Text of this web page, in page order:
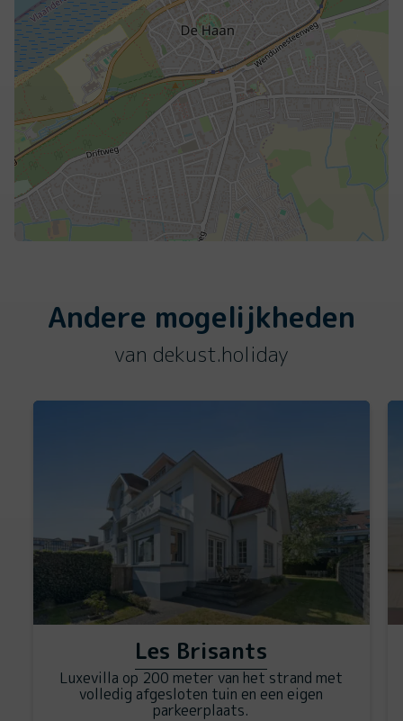
Andere mogelijkheden
van dekust.holiday
Les Brisants
Luxevilla op 200 meter van het strand met
volledig afgesloten tuin en een eigen
parkeerplaats.